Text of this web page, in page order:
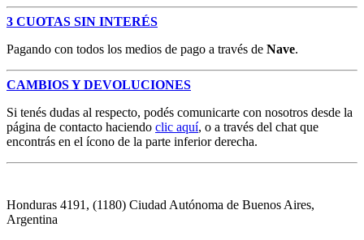
3 CUOTAS SIN INTERÉS
Pagando con todos los medios de pago a través de Nave.
CAMBIOS Y DEVOLUCIONES
Si tenés dudas al respecto, podés comunicarte con nosotros desde la
página de contacto haciendo clic aquí, o a través del chat que
encontrás en el ícono de la parte inferior derecha.
Honduras 4191, (1180) Ciudad Autónoma de Buenos Aires,
Argentina